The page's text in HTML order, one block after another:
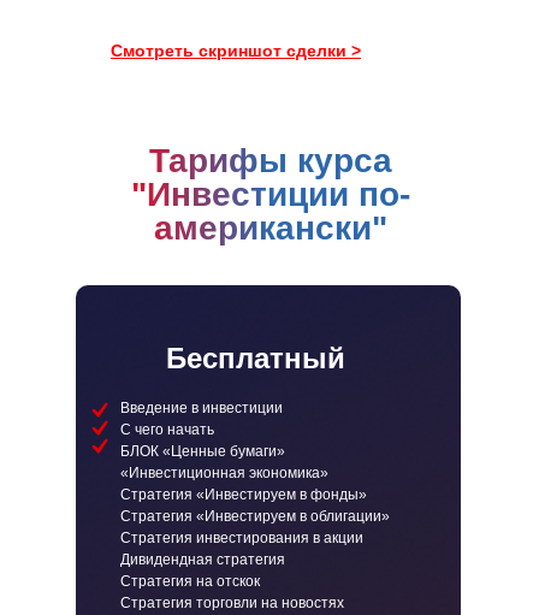
Смотреть скриншот сделки >
Тарифы курса
"Инвестиции по-
американски"
Бесплатный
Введение в инвестиции
С чего начать
БЛОК «Ценные бумаги»
«Инвестиционная экономика»
Стратегия «Инвестируем в фонды»
Стратегия «Инвестируем в облигации»
Стратегия инвестирования в акции
Дивидендная стратегия
Стратегия на отскок
Стратегия торговли на новостях